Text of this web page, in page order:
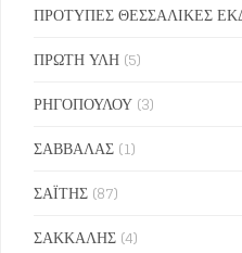
ΠΡΟΤΥΠΕΣ ΘΕΣΣΑΛΙΚΕΣ
ΠΡΩΤΗ ΥΛΗ (5)
ΡΗΓΟΠΟΥΛΟΥ (3)
ΣΑΒΒΑΛΑΣ (1)
ΣΑΪΤΗΣ (87)
ΣΑΚΚΑΛΗΣ (4)